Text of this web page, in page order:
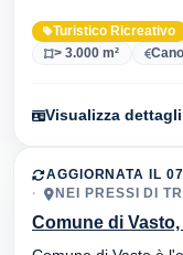
Turistico Ricreativo
> 3.000 m²
Visualizza
AGGIORNATA IL
NEI PRESSI DI
Comune di Vasto,